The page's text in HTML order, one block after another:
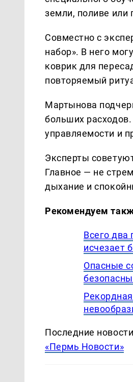
земли, поливе или
Совместно с
набор». В него
коврик для
повторяемый
Мартынова
больших
управляемости и
Эксперты
Главное — не
дыхание и
Рекомендуем
Всего два
исчезает
Опасные
Последние
«Пермь Новости»